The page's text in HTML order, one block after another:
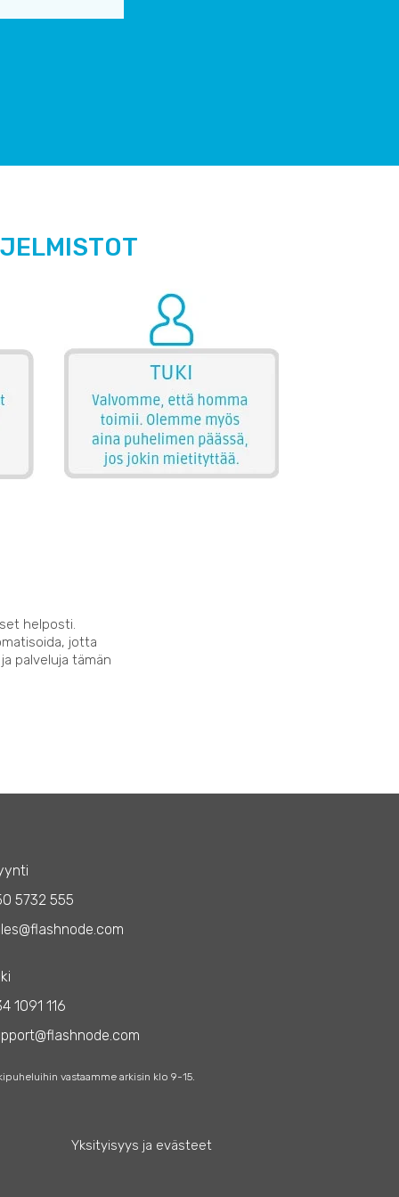
helposti.
jotta
palveluja tämän
5732 555
1091 116
vastaamme arkisin klo 9-15.
Yksityisyys ja evästeet